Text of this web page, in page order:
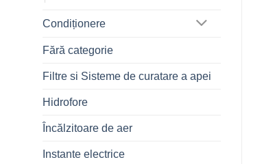
Condiționere
Fără categorie
Filtre si Sisteme de curatare a apei
Hidrofore
Încălzitoare de aer
Instante electrice